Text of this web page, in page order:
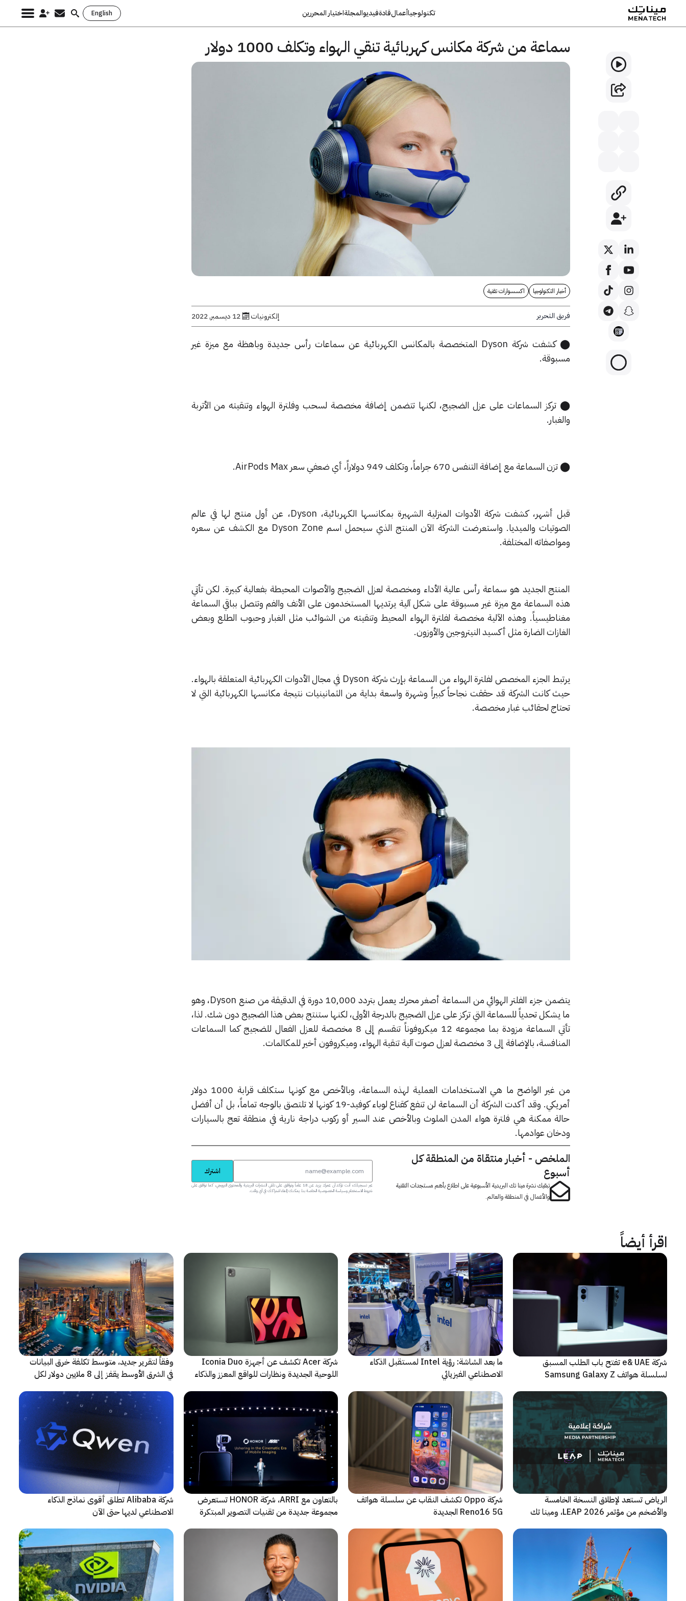
تكنولوجياأعمالقادةفيديوالمجلةاختيار المحررين English
Search
سماعة من شركة مكانس كهربائية تنقي الهواء وتكلف 1000 دولار
أخبار التكنولوجيا اكسسوارات تقنية
فريق التحرير إلكترونيات 12 ديسمبر, 2022
⬤ كشفت شركة Dyson المتخصصة بالمكانس الكهربائية عن سماعات رأس جديدة وباهظة مع ميزة غير
مسبوقة.
⬤ تركز السماعات على عزل الضجيج، لكنها تتضمن إضافة مخصصة لسحب وفلترة الهواء وتنقيته من الأتربة
والغبار.
⬤ تزن السماعة مع إضافة التنفس 670 جراماً، وتكلف 949 دولاراً، أي ضعفي سعر AirPods Max.
قبل أشهر، كشفت شركة الأدوات المنزلية الشهيرة بمكانسها الكهربائية، Dyson، عن أول منتج لها في عالم
الصوتيات والميديا. واستعرضت الشركة الآن المنتج الذي سيحمل اسم Dyson Zone مع الكشف عن سعره
ومواصفاته المختلفة.
المنتج الجديد هو سماعة رأس عالية الأداء ومخصصة لعزل الضجيج والأصوات المحيطة بفعالية كبيرة. لكن تأتي
هذه السماعة مع ميزة غير مسبوقة على شكل آلية يرتديها المستخدمون على الأنف والفم وتتصل بباقي السماعة
مغناطيسياً. وهذه الآلية مخصصة لفلترة الهواء المحيط وتنقيته من الشوائب مثل الغبار وحبوب الطلع وبعض
الغازات الضارة مثل أكسيد النيتروجين والأوزون.
يرتبط الجزء المخصص لفلترة الهواء من السماعة بإرث شركة Dyson في مجال الأدوات الكهربائية المتعلقة بالهواء.
حيث كانت الشركة قد حققت نجاحاً كبيراً وشهرة واسعة بداية من الثمانينيات نتيجة مكانسها الكهربائية التي لا
تحتاج لحقائب غبار مخصصة.
يتضمن جزء الفلتر الهوائي من السماعة أصغر محرك يعمل بتردد 10,000 دورة في الدقيقة من صنع Dyson، وهو
ما يشكل تحدياً للسماعة التي تركز على عزل الضجيج بالدرجة الأولى، لكنها ستنتج بعض هذا الضجيج دون شك. لذا،
تأتي السماعة مزودة بما مجموعه 12 ميكروفوناً تنقسم إلى 8 مخصصة للعزل الفعال للضجيج كما السماعات
المنافسة، بالإضافة إلى 3 مخصصة لعزل صوت آلية تنقية الهواء، وميكروفون أخير للمكالمات.
من غير الواضح ما هي الاستخدامات العملية لهذه السماعة، وبالأخص مع كونها ستكلف قرابة 1000 دولار
أمريكي. وقد أكدت الشركة أن السماعة لن تنفع كقناع لوباء كوفيد-19 كونها لا تلتصق بالوجه تماماً، بل أن أفضل
حالة ممكنة هي فلترة هواء المدن الملوث وبالأخص عند السير أو ركوب دراجة نارية في منطقة تعج بالسيارات
ودخان عوادمها.
الملخص - أخبار منتقاة من المنطقة كل
أسبوع
تبقيك نشرة مينا تك البريدية الأسبوعية على اطلاع بأهم مستجدات التقنية
والأعمال في المنطقة والعالم.
اشترك
عبر تسجيلك، أنت تؤكد أن عمرك يزيد عن 18 عاماً وتوافق على تلقي النشرات البريدية والمحتوى الترويجي، كما توافق على
شروط الاستخدام وسياسة الخصوصية الخاصة بنا. يمكنك إلغاء اشتراكك في أي وقت.
اقرأ أيضاً
شركة e& UAE تفتح باب الطلب المسبق
لسلسلة هواتف Samsung Galaxy Z
ﻣا بعد الشاشة: رؤية Intel لمستقبل اﻟذﻛﺎء
الاصطناعي الفيزيائي
شركة Acer تكشف عن أجهزة Iconia Duo
اللوحية الجديدة ونظارات للواقع المعزز والذكاء
وفقاً لتقرير جديد، متوسط تكلفة خرق البيانات
في الشرق الأوسط يقفز إلى 8 ملايين دولار لكل
الرياض تستعد لإطلاق النسخة الخامسة
والأضخم من مؤتمر LEAP 2026، ومينا تك
شركة Oppo تكشف النقاب عن سلسلة هواتف
Reno16 5G الجديدة
بالتعاون مع ARRI، شركة HONOR تستعرض
مجموعة جديدة من تقنيات التصوير المبتكرة
شركة Alibaba تطلق أقوى نماذج الذكاء
الاصطناعي لديها حتى الآن